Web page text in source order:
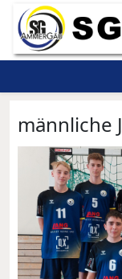
männliche